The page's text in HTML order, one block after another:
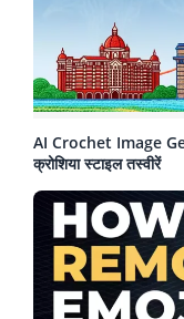
AI Crochet Image
क्रोशिया स्टाइल तस्वीरें